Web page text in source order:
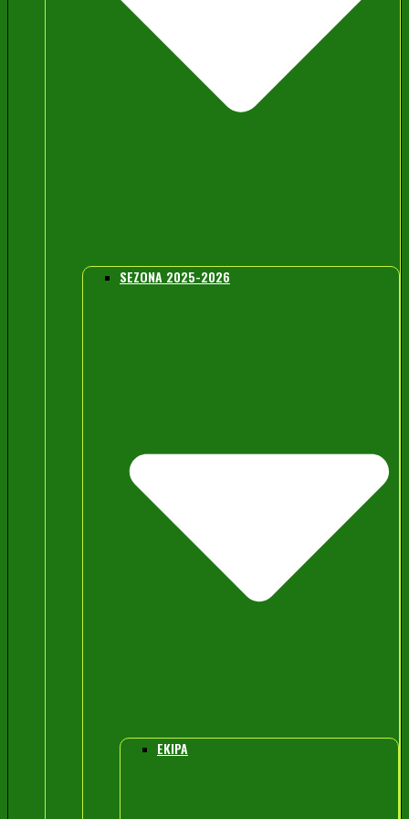
SEZONA 2025-2026
EKIPA